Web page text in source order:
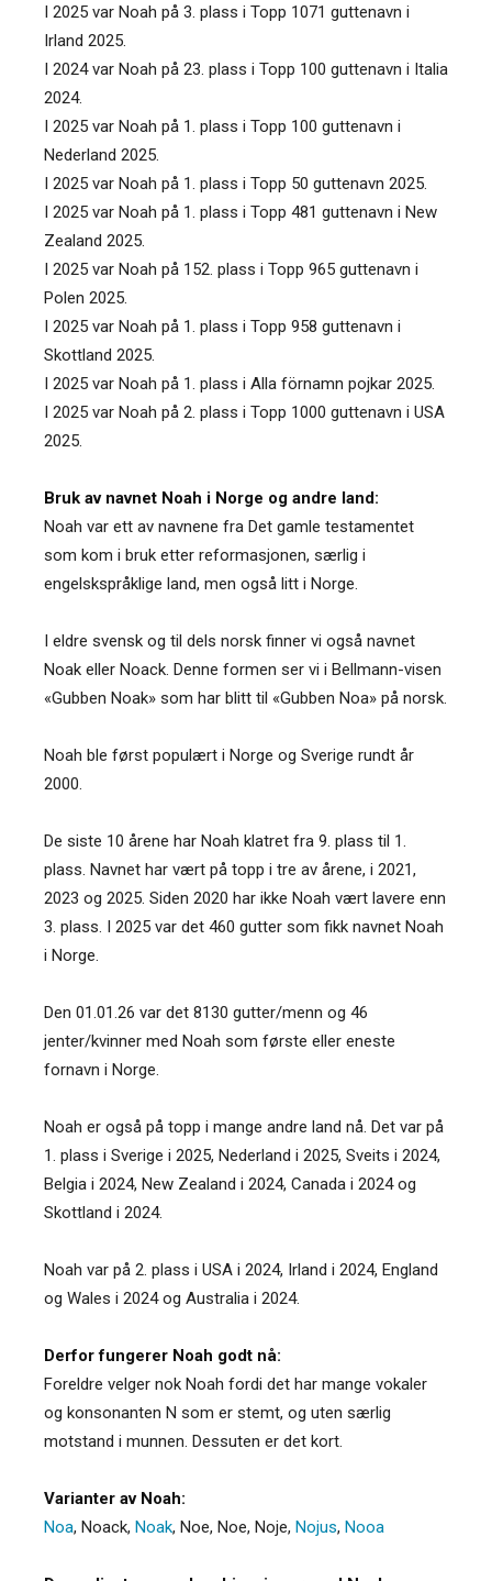
I 2025 var Noah på 3. plass i Topp 1071 guttenavn i
Irland 2025.
I 2024 var Noah på 23. plass i Topp 100 guttenavn i Italia
2024.
I 2025 var Noah på 1. plass i Topp 100 guttenavn i
Nederland 2025.
I 2025 var Noah på 1. plass i Topp 50 guttenavn 2025.
I 2025 var Noah på 1. plass i Topp 481 guttenavn i New
Zealand 2025.
I 2025 var Noah på 152. plass i Topp 965 guttenavn i
Polen 2025.
I 2025 var Noah på 1. plass i Topp 958 guttenavn i
Skottland 2025.
I 2025 var Noah på 1. plass i Alla förnamn pojkar 2025.
I 2025 var Noah på 2. plass i Topp 1000 guttenavn i USA
2025.
Bruk av navnet Noah i Norge og andre land:
Noah var ett av navnene fra Det gamle testamentet
som kom i bruk etter reformasjonen, særlig i
engelskspråklige land, men også litt i Norge.
I eldre svensk og til dels norsk finner vi også navnet
Noak eller Noack. Denne formen ser vi i Bellmann-visen
«Gubben Noak» som har blitt til «Gubben Noa» på norsk.
Noah ble først populært i Norge og Sverige rundt år
2000.
De siste 10 årene har Noah klatret fra 9. plass til 1.
plass. Navnet har vært på topp i tre av årene, i 2021,
2023 og 2025. Siden 2020 har ikke Noah vært lavere enn
3. plass. I 2025 var det 460 gutter som fikk navnet Noah
i Norge.
Den 01.01.26 var det 8130 gutter/menn og 46
jenter/kvinner med Noah som første eller eneste
fornavn i Norge.
Noah er også på topp i mange andre land nå. Det var på
1. plass i Sverige i 2025, Nederland i 2025, Sveits i 2024,
Belgia i 2024, New Zealand i 2024, Canada i 2024 og
Skottland i 2024.
Noah var på 2. plass i USA i 2024, Irland i 2024, England
og Wales i 2024 og Australia i 2024.
Derfor fungerer Noah godt nå:
Foreldre velger nok Noah fordi det har mange vokaler
og konsonanten N som er stemt, og uten særlig
motstand i munnen. Dessuten er det kort.
Varianter av Noah:
Noa, Noack, Noak, Noe, Noe, Noje, Nojus, Nooa